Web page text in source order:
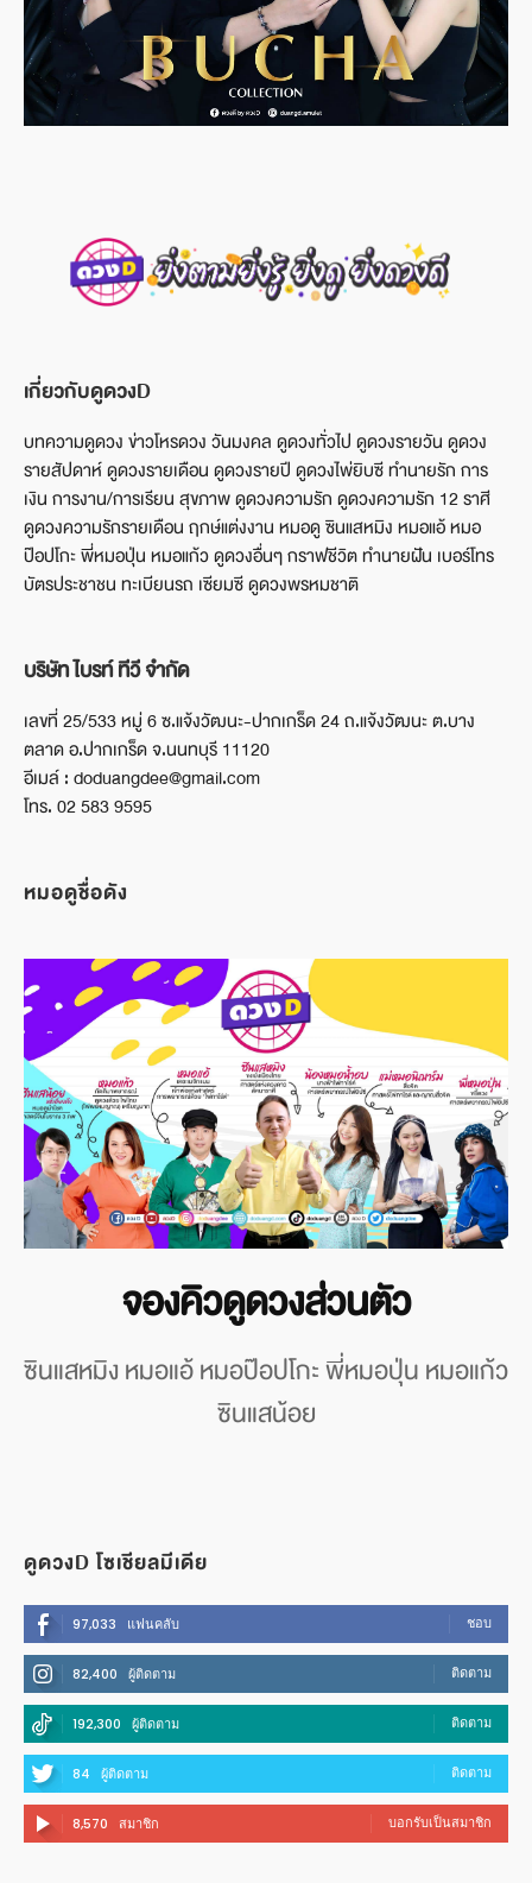
เกี่ยวกับดูดวงD
บทความดูดวง ข่าวโหรดวง วันมงคล ดูดวงทั่วไป ดูดวงรายวัน ดูดวง
รายสัปดาห์ ดูดวงรายเดือน ดูดวงรายปี ดูดวงไพ่ยิบซี ทำนายรัก การ
เงิน การงาน/การเรียน สุขภาพ ดูดวงความรัก ดูดวงความรัก 12 ราศี
ดูดวงความรักรายเดือน ฤกษ์แต่งงาน หมอดู ซินแสหมิง หมอแอ้ หมอ
ป๊อปโกะ พี่หมอปุ่น หมอแก้ว ดูดวงอื่นๆ กราฟชีวิต ทำนายฝัน เบอร์โทร
บัตรประชาชน ทะเบียนรถ เซียมซี ดูดวงพรหมชาติ
บริษัท ไบรท์ ทีวี จำกัด
เลขที่ 25/533 หมู่ 6 ซ.แจ้งวัฒนะ-ปากเกร็ด 24 ถ.แจ้งวัฒนะ ต.บาง
ตลาด อ.ปากเกร็ด จ.นนทบุรี 11120
อีเมล์ : doduangdee@gmail.com
โทร. 02 583 9595
หมอดูชื่อดัง
จองคิวดูดวงส่วนตัว
ซินแสหมิง หมอแอ้ หมอป๊อปโกะ พี่หมอปุ่น หมอแก้ว
ซินแสน้อย
ดูดวงD โซเชียลมีเดีย
97,033 แฟนคลับ ชอบ
82,400 ผู้ติดตาม ติดตาม
192,300 ผู้ติดตาม ติดตาม
84 ผู้ติดตาม ติดตาม
8,570 สมาชิก บอกรับเป็นสมาชิก